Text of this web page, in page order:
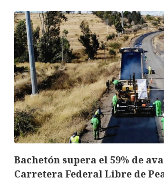
Bachetón supera el 59% de
Carretera Federal Libre de